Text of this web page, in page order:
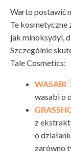
Warto postawić
Te kosmetyczne
jak minoksydyl,
Szczególnie
Tale Cosmetics:
WASABI
wasabi o
z
o
zarówno